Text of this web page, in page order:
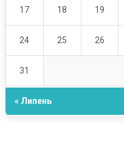
17 18 19
24 25 26
31
« Липень